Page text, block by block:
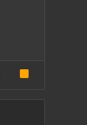
S